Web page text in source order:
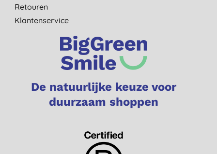
Retouren
Klantenservice
De natuurlijke keuze voor
duurzaam shoppen